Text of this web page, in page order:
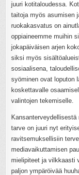
juuri kotitaloudessa.
taitoja myös asumisen
ruokakasvatus on
oppiaineemme muihin
jokapäiväisen arjen
siksi myös
sosiaalisena,
syöminen ovat loputon
koskettavalle
valintojen tekemiselle.
tarve on juuri nyt
ravitsemuksellisiin
mediavaikuttamisen
mielipiteet ja vilkkaasti
paljon ympäröivää